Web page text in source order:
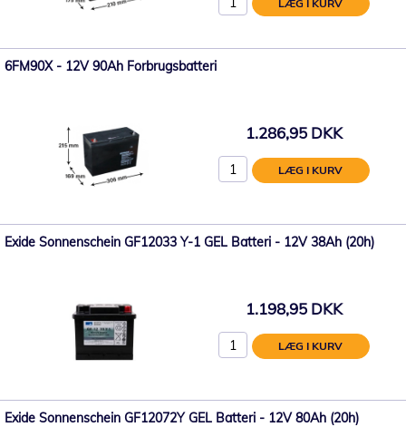
LÆG I KURV
6FM90X - 12V 90Ah Forbrugsbatteri
1.286,95 DKK
LÆG I KURV
Exide Sonnenschein GF12033 Y-1 GEL Batteri - 12V 38Ah (20h)
1.198,95 DKK
LÆG I KURV
Exide Sonnenschein GF12072Y GEL Batteri - 12V 80Ah (20h)